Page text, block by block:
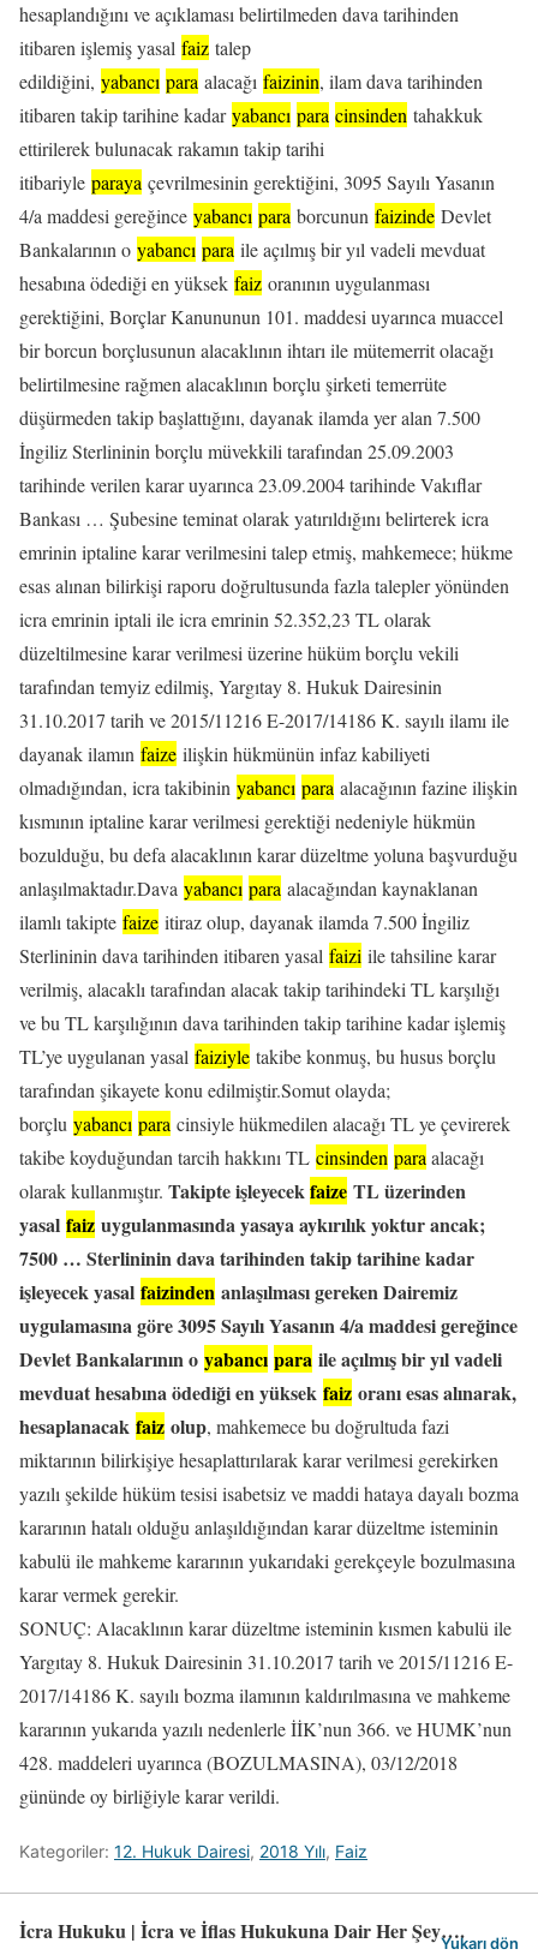
hesaplandığını ve açıklaması belirtilmeden dava tarihinden
itibaren işlemiş yasal faiz talep
edildiğini, yabancı para alacağı faizinin, ilam dava tarihinden
itibaren takip tarihine kadaryabancı para cinsinden tahakkuk
ettirilerek bulunacak rakamın takip tarihi
itibariyle paraya çevrilmesinin gerektiğini, 3095 Sayılı Yasanın
4/a maddesi gereğince yabancı para borcunun faizinde Devlet
Bankalarının o yabancı para ile açılmış bir yıl vadeli mevduat
hesabına ödediği en yüksek faiz oranının uygulanması
gerektiğini, Borçlar Kanununun 101. maddesi uyarınca muaccel
bir borcun borçlusunun alacaklının ihtarı ile mütemerrit olacağı
belirtilmesine rağmen alacaklının borçlu şirketi temerrüte
düşürmeden takip başlattığını, dayanak ilamda yer alan 7.500
İngiliz Sterlininin borçlu müvekkili tarafından 25.09.2003
tarihinde verilen karar uyarınca 23.09.2004 tarihinde Vakıflar
Bankası … Şubesine teminat olarak yatırıldığını belirterek icra
emrinin iptaline karar verilmesini talep etmiş, mahkemece; hükme
esas alınan bilirkişi raporu doğrultusunda fazla talepler yönünden
icra emrinin iptali ile icra emrinin 52.352,23 TL olarak
düzeltilmesine karar verilmesi üzerine hüküm borçlu vekili
tarafından temyiz edilmiş, Yargıtay 8. Hukuk Dairesinin
31.10.2017 tarih ve 2015/11216 E-2017/14186 K. sayılı ilamı ile
dayanak ilamın faize ilişkin hükmünün infaz kabiliyeti
olmadığından, icra takibinin yabancı para alacağının fazine ilişkin
kısmının iptaline karar verilmesi gerektiği nedeniyle hükmün
bozulduğu, bu defa alacaklının karar düzeltme yoluna başvurduğu
anlaşılmaktadır.Dava yabancı para alacağından kaynaklanan
ilamlı takipte faize itiraz olup, dayanak ilamda 7.500 İngiliz
Sterlininin dava tarihinden itibaren yasal faizi ile tahsiline karar
verilmiş, alacaklı tarafından alacak takip tarihindeki TL karşılığı
ve bu TL karşılığının dava tarihinden takip tarihine kadar işlemiş
TL’ye uygulanan yasal faiziyle takibe konmuş, bu husus borçlu
tarafından şikayete konu edilmiştir.Somut olayda;
borçlu yabancı para cinsiyle hükmedilen alacağı TL ye çevirerek
takibe koyduğundan tarcih hakkını TL cinsinden para alacağı
olarak kullanmıştır. Takipte işleyecekfaize TL üzerinden
yasal faiz uygulanmasında yasaya aykırılık yoktur ancak;
7500 … Sterlininin dava tarihinden takip tarihine kadar
işleyecek yasal faizinden anlaşılması gereken Dairemiz
uygulamasına göre 3095 Sayılı Yasanın 4/a maddesi gereğince
Devlet Bankalarının o yabancı para ile açılmış bir yıl vadeli
mevduat hesabına ödediği en yüksek faiz oranı esas alınarak,
hesaplanacak faiz olup, mahkemece bu doğrultuda fazi
miktarının bilirkişiye hesaplattırılarak karar verilmesi gerekirken
yazılı şekilde hüküm tesisi isabetsiz ve maddi hataya dayalı bozma
kararının hatalı olduğu anlaşıldığından karar düzeltme isteminin
kabulü ile mahkeme kararının yukarıdaki gerekçeyle bozulmasına
karar vermek gerekir.
SONUÇ: Alacaklının karar düzeltme isteminin kısmen kabulü ile
Yargıtay 8. Hukuk Dairesinin 31.10.2017 tarih ve 2015/11216 E-
2017/14186 K. sayılı bozma ilamının kaldırılmasına ve mahkeme
kararının yukarıda yazılı nedenlerle İİK’nun 366. ve HUMK’nun
428. maddeleri uyarınca (BOZULMASINA), 03/12/2018
gününde oy birliğiyle karar verildi.
Kategoriler: 12. Hukuk Dairesi, 2018 Yılı, Faiz
İcra Hukuku | İcra ve İflas Hukukuna Dair Her Şey….Yukarı dön